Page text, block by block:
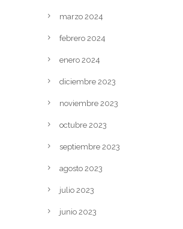
marzo 2024
febrero 2024
enero 2024
diciembre 2023
noviembre 2023
octubre 2023
septiembre 2023
agosto 2023
julio 2023
junio 2023